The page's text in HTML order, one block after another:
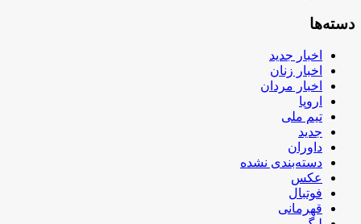
دسته‌ها
اخبار جدید
اخبار زنان
اخبار مردان
اروپا
تیم ملی
جدید
داوران
دسته‌بندی نشده
عکس
فوتبال
قهرمانی